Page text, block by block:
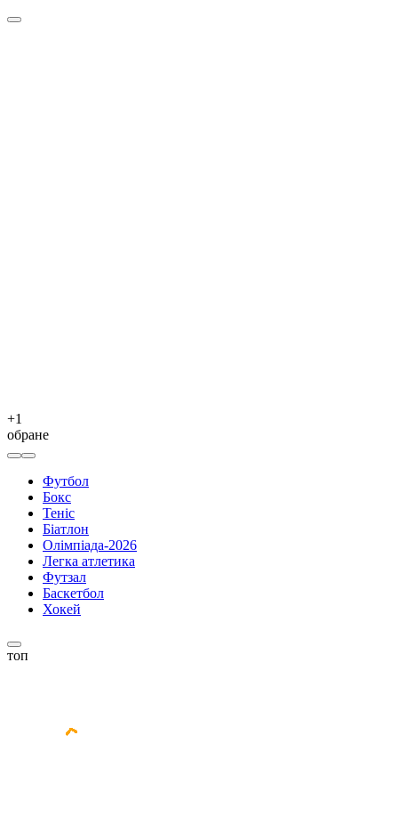
+1
обране
Футбол
Бокс
Теніс
Біатлон
Олімпіада-2026
Легка атлетика
Футзал
Баскетбол
Хокей
топ